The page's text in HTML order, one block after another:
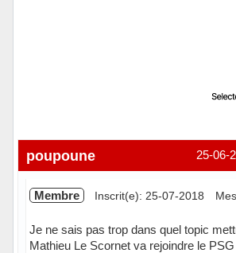
25-06-
poupoune
Membre Inscrit(e): 25-07-2018
Je ne sais pas trop dans quel topic
Mathieu Le Scornet va rejoindre le